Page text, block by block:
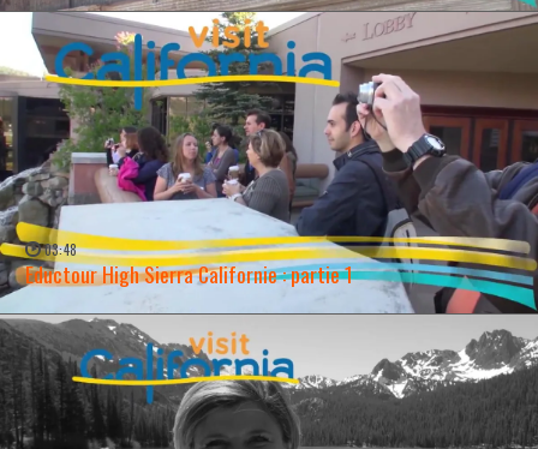
03:48
Eductour High Sierra Californie : partie 1
WATCH NOW →